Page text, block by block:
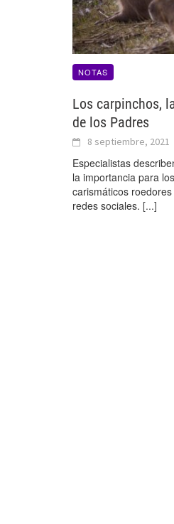
NOTAS
Los carpinchos,
de los Padres
8 septiembre, 2021
Especialistas
la importancia para
carismáticos
redes sociales. [...]